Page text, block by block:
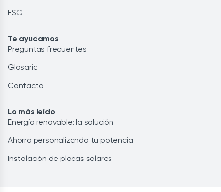
ESG
Te ayudamos
Preguntas frecuentes
Glosario
Contacto
Lo más leído
Energía renovable: la solución
Ahorra personalizando tu potencia
Instalación de placas solares